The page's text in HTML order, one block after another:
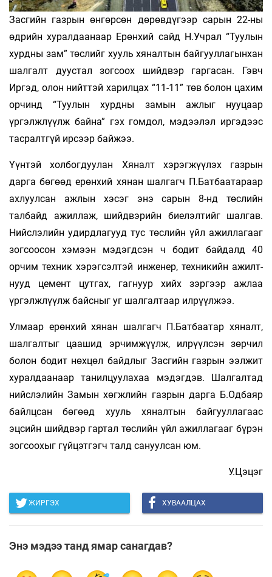
Засгийн газрын өнгөрсөн дөрөвдүгээр сарын 22-ны
өдрийн хуралдаанаар Ерөнхий сайд Н.Учрал “Туулын
хурдны зам” төслийг хууль хяналтын байгууллагынхан
шалгалт дуустал зогсоох шийдвэр гаргасан. Гэвч
Иргэд, олон нийттэй харилцах “11-11” төв болон цахим
орчинд “Туулын хурдны замын ажлыг нууцаар
үргэлжлүүлж байна” гэх гомдол, мэдээлэл иргэдээс
тасралтгүй ирсээр байжээ.
Үүнтэй холбогдуулан Хяналт хэрэгжүүлэх газрын
дарга бөгөөд ерөнхий хянан шалгагч П.Батбаатараар
ахлуулсан ажлын хэсэг энэ сарын 8-нд төслийн
талбайд ажиллаж, шийдвэрийн биелэлтийг шалгав.
Нийслэлийн удирдлагууд тус төслийн үйл ажиллагааг
зогсоосон хэмээн мэдэгдсэн ч бодит байдалд 40
орчим техник хэрэгсэлтэй инженер, техникийн ажилт­­
нууд цемент цутгах, гагнуур хийх зэргээр ажлаа
үргэлжлүүлж байсныг уг шалгалтаар илрүүлжээ.
Улмаар ерөнхий хянан шалгагч П.Батбаатар хяналт,
шалгалтыг цаашид эрчимжүүлж, илрүүлсэн зөрчил
болон бодит нөхцөл байдлыг Засгийн газрын ээлжит
хуралдаанаар танилцуулахаа мэдэгдэв. Шалгалтад
нийслэлийн Замын хөгжлийн газрын дарга Б.Одбаяр
байлцсан бөгөөд хууль хяналтын байгууллагаас
эцсийн шийдвэр гартал төслийн үйл ажиллагааг бүрэн
зогсоохыг гүйцэтгэгч талд сануулсан юм.
У.Цэцэг
ЖИРГЭХ ХУВААЛЦАХ
Энэ мэдээ танд ямар санагдав?